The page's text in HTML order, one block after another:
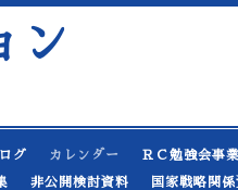
ン
グ カレンダー ＲＣ勉強会事業
非公開検討資料 国家戦略関係